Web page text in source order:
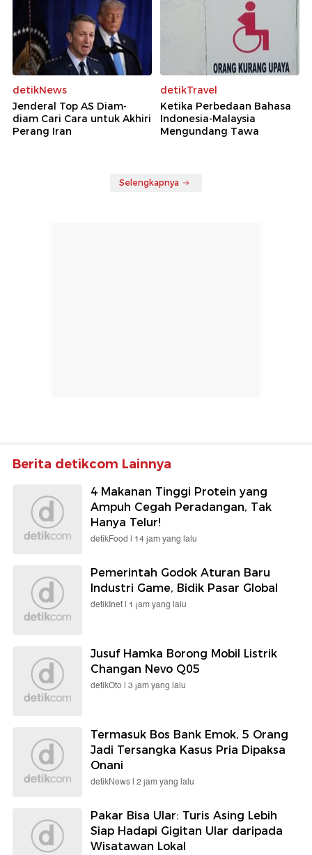
detikNews
Jenderal Top AS Diam-
diam Cari Cara untuk Akhiri
Perang Iran
detikTravel
Ketika Perbedaan Bahasa
Indonesia-Malaysia
Mengundang Tawa
Selengkapnya
Berita detikcom Lainnya
4 Makanan Tinggi Protein yang
Ampuh Cegah Peradangan, Tak
Hanya Telur!
detikFood | 14 jam yang lalu
Pemerintah Godok Aturan Baru
Industri Game, Bidik Pasar Global
detikInet | 1 jam yang lalu
Jusuf Hamka Borong Mobil Listrik
Changan Nevo Q05
detikOto | 3 jam yang lalu
Termasuk Bos Bank Emok, 5 Orang
Jadi Tersangka Kasus Pria Dipaksa
Onani
detikNews | 2 jam yang lalu
Pakar Bisa Ular: Turis Asing Lebih
Siap Hadapi Gigitan Ular daripada
Wisatawan Lokal